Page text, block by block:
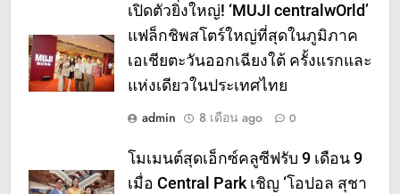
เปิดตัวยิ่งใหญ่! ‘MUJI centralwOrld’
แฟล็กชิพสโตร์ใหญ่ที่สุดในภูมิภาค
เอเชียตะวันออกเฉียงใต้ ครั้งแรกและ
แห่งเดียวในประเทศไทย
admin
8 เดือน ago 0
โมเมนต์สุดเอ็กซ์คลูซีฟรับ 9 เดือน 9
เมื่อ Central Park เชิญ ‘โอปอล สุชา